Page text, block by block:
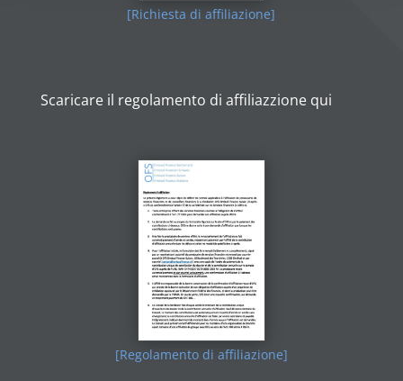
[Richiesta di affiliazione]
Scaricare il regolamento di affiliazzione qui
[Regolamento di affiliazione]